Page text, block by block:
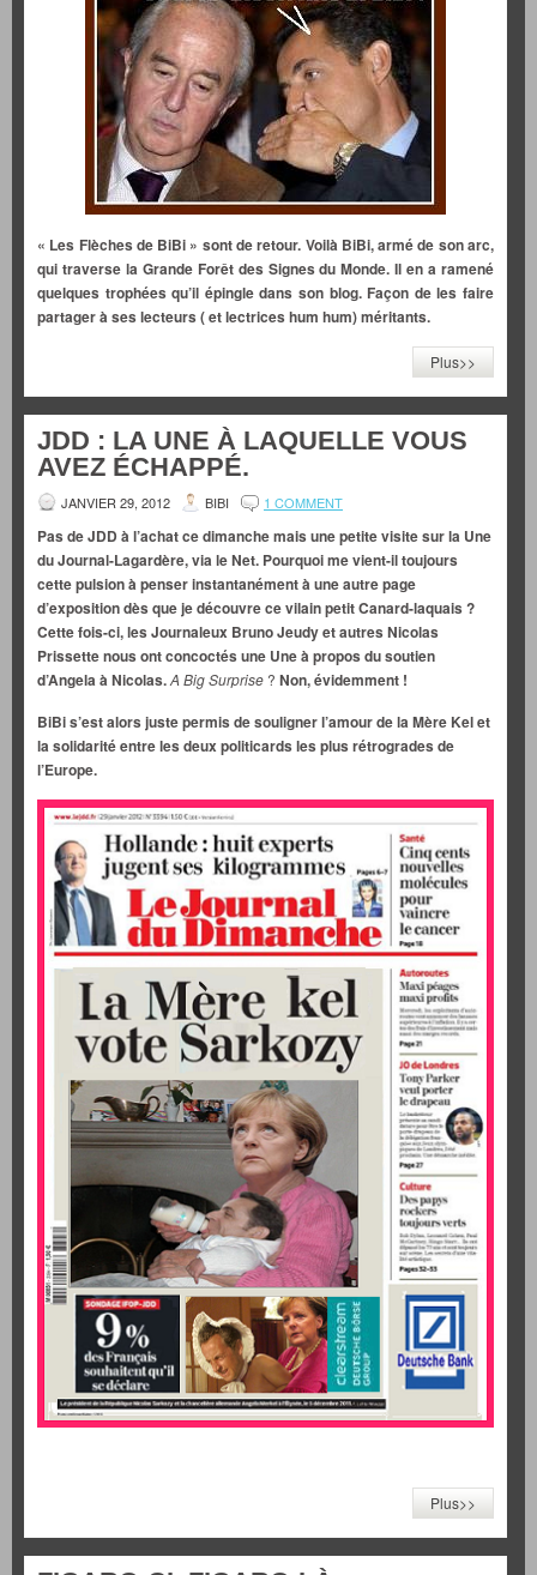
« Les Flèches de BiBi » sont de retour. Voilà BiBi, armé de son arc,
qui traverse la Grande Forêt des Signes du Monde. Il en a ramené
quelques trophées qu’il épingle dans son blog. Façon de les faire
partager à ses lecteurs ( et lectrices hum hum) méritants.
Plus>>
JDD : LA UNE À LAQUELLE VOUS
AVEZ ÉCHAPPÉ.
JANVIER 29, 2012 BIBI 1 COMMENT
Pas de JDD à l’achat ce dimanche mais une petite visite sur la Une
du Journal-Lagardère, via le Net. Pourquoi me vient-il toujours
cette pulsion à penserinstantanément àune autre page
d’exposition dès que je découvre ce vilain petit Canard-laquais ?
Cette fois-ci, les Journaleux Bruno Jeudy et autres Nicolas
Prissettenous ont concoctés une Une à propos du soutien
d’Angela à Nicolas.A Big Surprise ? Non, évidemment !
BiBi s’est alors juste permis de souligner l’amour de la Mère Kel et
la solidarité entre les deux politicards les plus rétrogrades de
l’Europe.
Plus>>